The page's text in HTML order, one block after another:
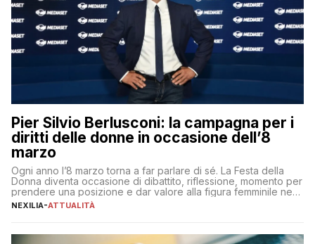
Pier Silvio Berlusconi: la campagna per i
diritti delle donne in occasione dell’8
marzo
Ogni anno l’8 marzo torna a far parlare di sé. La Festa della
Donna diventa occasione di dibattito, riflessione, momento per
prendere una posizione e dar valore alla figura femminile nella
sua complessità e crucialità. A lanciare un messaggio “forte e
NEXILIA-ATTUALITÀ